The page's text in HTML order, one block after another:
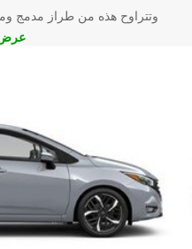
وتتراوح هذه من طراز مدمج
عرض